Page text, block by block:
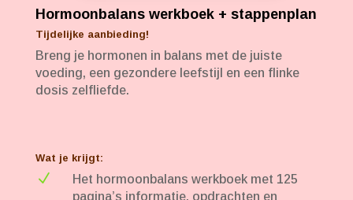
Hormoonbalans werkboek + stappenplan
Tijdelijke aanbieding!
Breng je hormonen in balans met de juiste
voeding, een gezondere leefstijl en een flinke
dosis zelfliefde.
Wat je krijgt:
N
Het hormoonbalans werkboek met 125
pagina’s informatie, opdrachten en